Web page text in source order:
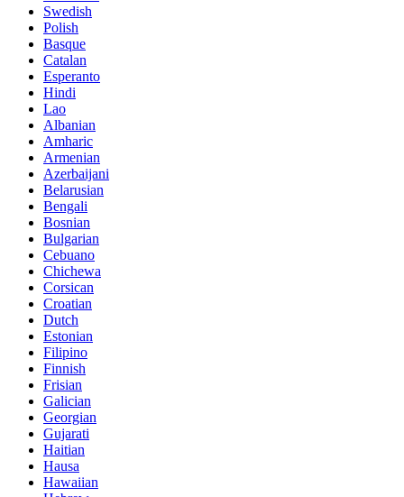
Swedish
Polish
Basque
Catalan
Esperanto
Hindi
Lao
Albanian
Amharic
Armenian
Azerbaijani
Belarusian
Bengali
Bosnian
Bulgarian
Cebuano
Chichewa
Corsican
Croatian
Dutch
Estonian
Filipino
Finnish
Frisian
Galician
Georgian
Gujarati
Haitian
Hausa
Hawaiian